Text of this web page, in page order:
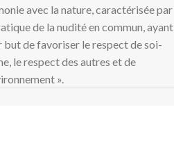
avec la nature, caractérisée par
de la nudité en commun, ayant
but de favoriser le respect de soi-
le respect des autres et de
».